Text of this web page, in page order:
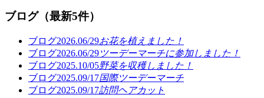
ブログ（最新5件）
ブログ2026.06/29お花を植えました！
ブログ2026.06/29ツーデーマーチに参加しました！
ブログ2025.10/05野菜を収穫しました！
ブログ2025.09/17国際ツーデーマーチ
ブログ2025.09/17訪問ヘアカット